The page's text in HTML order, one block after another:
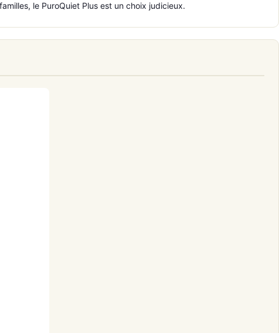
le PuroQuiet Plus est un choix judicieux.